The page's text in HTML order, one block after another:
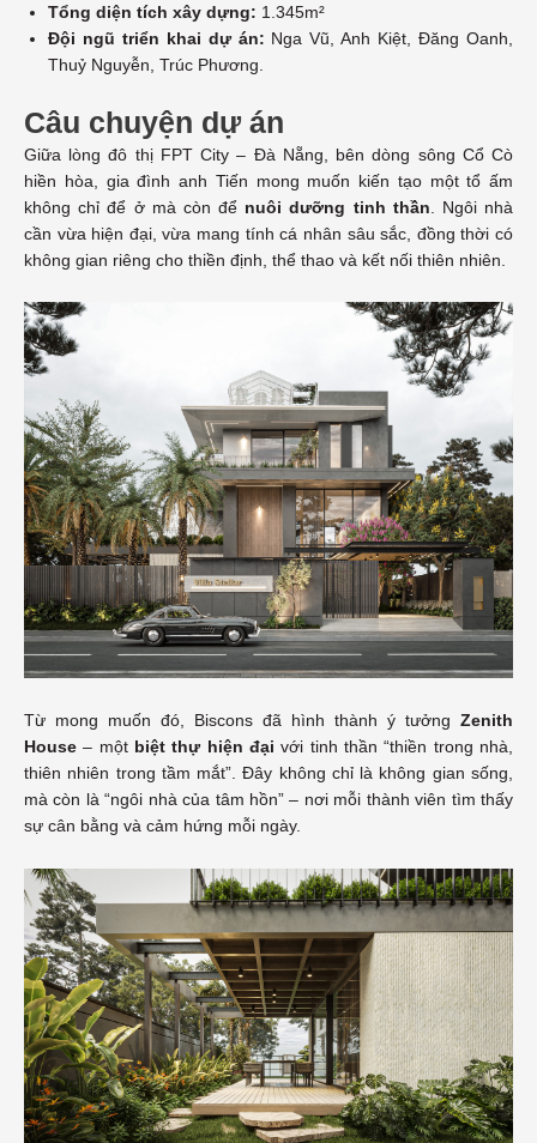
Tổng diện tích xây dựng: 1.345m²
Đội ngũ triển khai dự án: Nga Vũ, Anh Kiệt, Đăng Oanh,
Thuỷ Nguyễn, Trúc Phương.
Câu chuyện dự án
Giữa lòng đô thị FPT City – Đà Nẵng, bên dòng sông Cổ Cò
hiền hòa, gia đình anh Tiến mong muốn kiến tạo một tổ ấm
không chỉ để ở mà còn để nuôi dưỡng tinh thần . Ngôi nhà
cần vừa hiện đại, vừa mang tính cá nhân sâu sắc, đồng thời có
không gian riêng cho thiền định, thể thao và kết nối thiên nhiên.
Từ mong muốn đó, Biscons đã hình thành ý tưởng Zenith
House – một biệt thự hiện đại với tinh thần “thiền trong nhà,
thiên nhiên trong tầm mắt”. Đây không chỉ là không gian sống,
mà còn là “ngôi nhà của tâm hồn” – nơi mỗi thành viên tìm thấy
sự cân bằng và cảm hứng mỗi ngày.